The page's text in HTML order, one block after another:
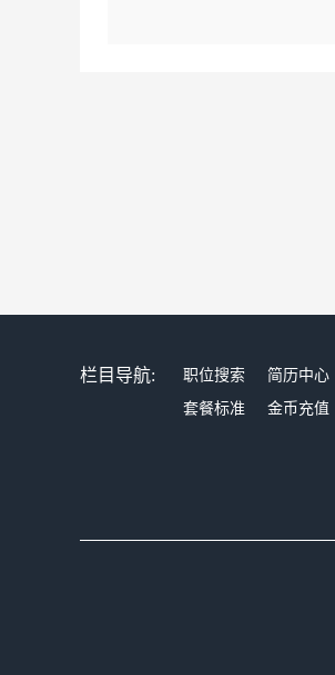
栏目导航: 职位搜索 简历中心
套餐标准
金币充值